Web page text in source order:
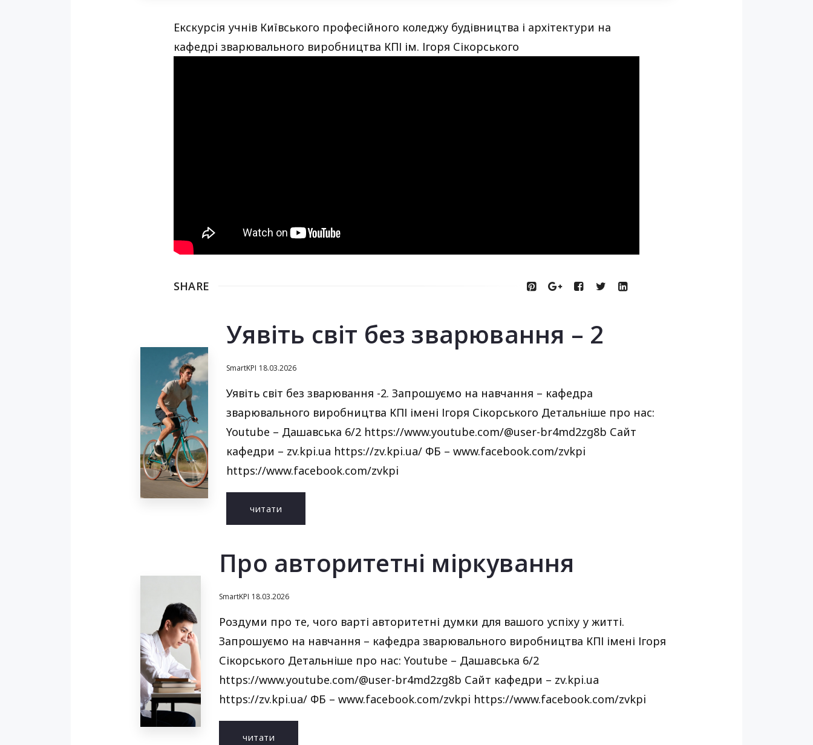
Екскурсія учнів Київського професійного коледжу будівництва і архітектури на
кафедрі зварювального виробництва КПІ ім. Ігоря Сікорського
SHARE
Уявіть світ без зварювання – 2
SmartKPI 18.03.2026
Уявіть світ без зварювання -2. Запрошуємо на навчання – кафедра
зварювального виробництва КПІ імені Ігоря Сікорського Детальніше про нас:
Youtube – Дашавська 6/2 https://www.youtube.com/@user-br4md2zg8b Сайт
кафедри – zv.kpi.ua https://zv.kpi.ua/ ФБ – www.facebook.com/zvkpi
https://www.facebook.com/zvkpi
читати
Про авторитетні міркування
SmartKPI 18.03.2026
Роздуми про те, чого варті авторитетні думки для вашого успіху у житті.
Запрошуємо на навчання – кафедра зварювального виробництва КПІ імені Ігоря
Сікорського Детальніше про нас: Youtube – Дашавська 6/2
https://www.youtube.com/@user-br4md2zg8b Сайт кафедри – zv.kpi.ua
https://zv.kpi.ua/ ФБ – www.facebook.com/zvkpi https://www.facebook.com/zvkpi
читати